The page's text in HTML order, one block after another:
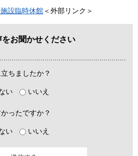
設臨時休館＜外部リンク＞
お聞かせください
ちましたか？
い いいえ
ったですか？
い いいえ